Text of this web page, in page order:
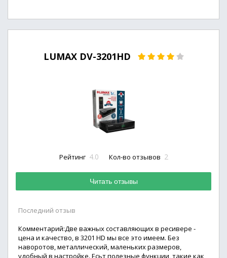
LUMAX DV-3201HD
Рейтинг 4.0 Кол-во отзывов 2
Читать отзывы
Последний отзыв
Комментарий:Две важных составляющих в ресивере -
цена и качество, в 3201 HD мы все это имеем. Без
наворотов, металлический, маленьких размеров,
удобный в настройке. Есьт полезные функции, такие как